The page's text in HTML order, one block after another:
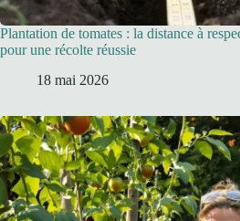
Plantation de tomates : la distance à
pour une récolte réussie
18 mai 2026